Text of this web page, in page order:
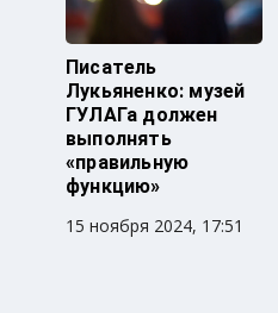
Писатель
Лукьяненко: музей
ГУЛАГа должен
выполнять
«‎правильную
функцию»
15 ноября 2024, 17:51